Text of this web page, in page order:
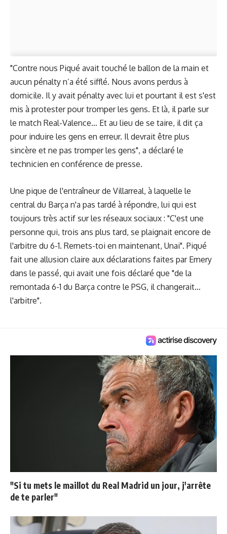
"Contre nous Piqué avait touché le ballon de la main et
aucun pénalty n’a été sifflé. Nous avons perdus à
domicile. Il y avait pénalty avec lui et pourtant il est s'est
mis à protester pour tromper les gens. Et là, il parle sur
le match Real-Valence… Et au lieu de se taire, il dit ça
pour induire les gens en erreur. Il devrait être plus
sincère et ne pas tromper les gens", a déclaré le
technicien en conférence de presse.
Une pique de l'entraîneur de Villarreal, à laquelle le
central du Barça n'a pas tardé à répondre, lui qui est
toujours très actif sur les réseaux sociaux : "C'est une
personne qui, trois ans plus tard, se plaignait encore de
l'arbitre du 6-1. Remets-toi en maintenant, Unai". Piqué
fait une allusion claire aux déclarations faites par Emery
dans le passé, qui avait une fois déclaré que "de la
remontada 6-1 du Barça contre le PSG, il changerait…
l'arbitre".
"Si tu mets le maillot du Real Madrid un jour, j'arrête
de te parler"